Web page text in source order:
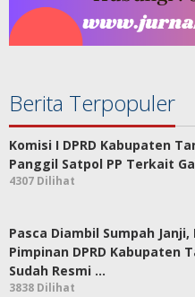
Berita Terpopuler
Komisi I DPRD Kabupaten
Panggil Satpol PP Terkait
4307 Dilihat
Pasca Diambil Sumpah Janji,
Pimpinan DPRD Kabupaten
Sudah Resmi …
3838 Dilihat